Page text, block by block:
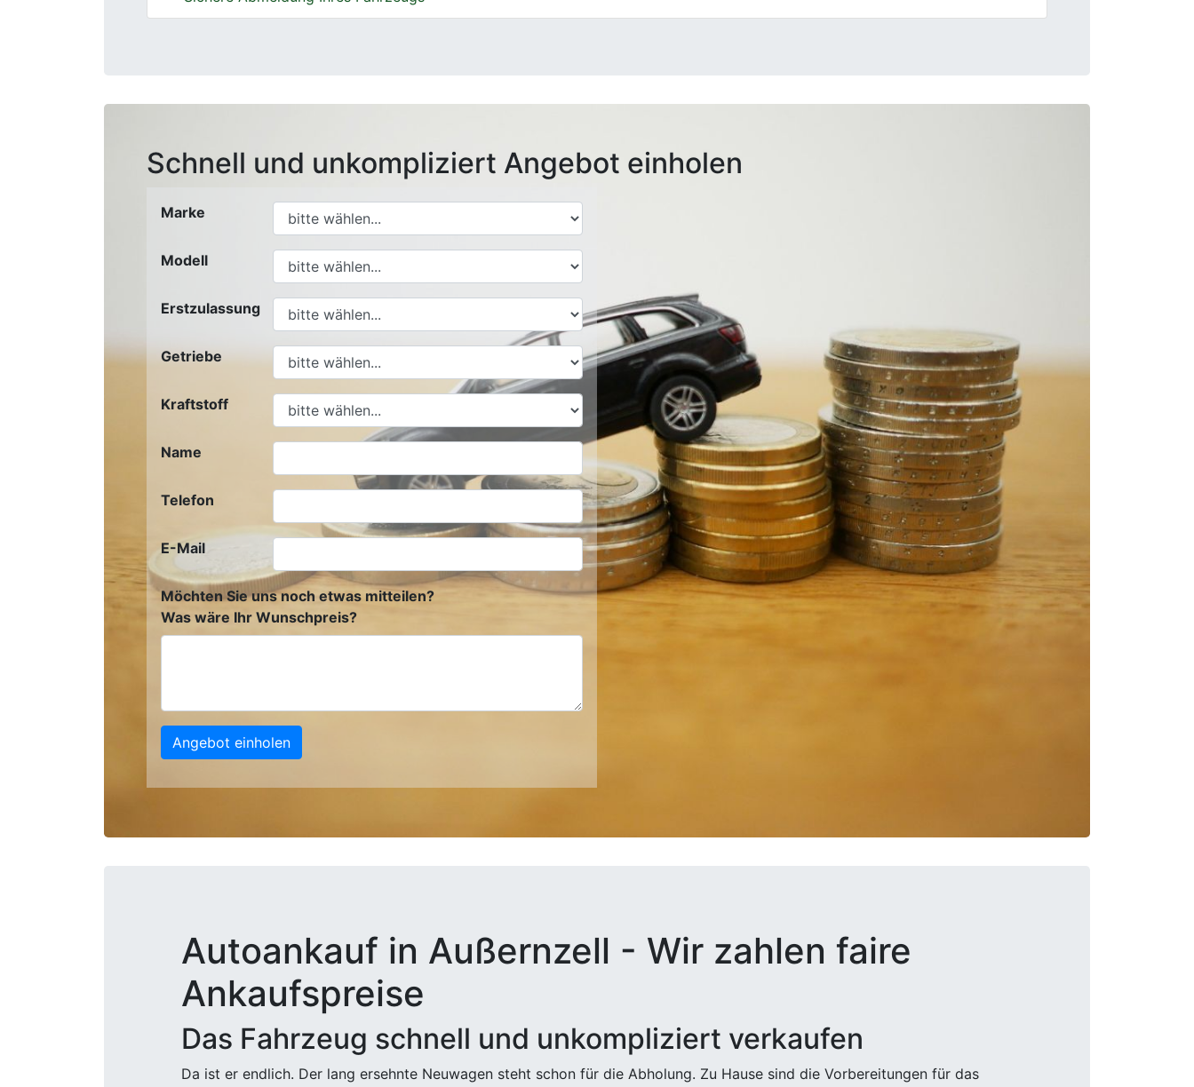
Schnell und unkompliziert Angebot einholen
Marke
Modell
Erstzulassung
Getriebe
Kraftstoff
Name
Telefon
E-Mail
Möchten Sie uns noch etwas mitteilen?
Was wäre Ihr Wunschpreis?
Angebot einholen
Autoankauf in Außernzell - Wir zahlen faire
Ankaufspreise
Das Fahrzeug schnell und unkompliziert verkaufen
Da ist er endlich. Der lang ersehnte Neuwagen steht schon für die Abholung. Zu Hause sind die Vorbereitungen für das